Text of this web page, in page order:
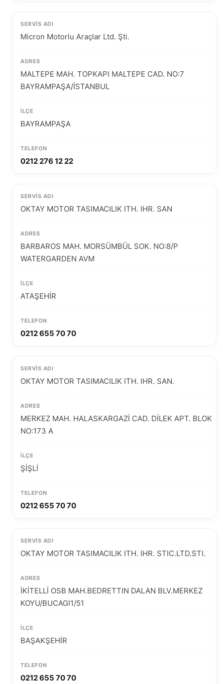
Micron Motorlu Araçlar Ltd. Şti.
MALTEPE MAH. TOPKAPI MALTEPE CAD. NO:7
BAYRAMPAŞA/İSTANBUL
BAYRAMPAŞA
0212 276 12 22
OKTAY MOTOR TASIMACILIK ITH. IHR. SAN
BARBAROS MAH. MORSÜMBÜL SOK. NO:8/P
WATERGARDEN AVM
ATAŞEHİR
0212 655 70 70
OKTAY MOTOR TASIMACILIK ITH. IHR. SAN.
MERKEZ MAH. HALASKARGAZİ CAD. DİLEK APT. BLOK
NO:173 A
ŞİŞLİ
0212 655 70 70
OKTAY MOTOR TASIMACILIK ITH. IHR. STIC.LTD.STI.
İKİTELLİ OSB MAH.BEDRETTIN DALAN BLV.MERKEZ
KOYU/BUCAGI1/51
BAŞAKŞEHİR
0212 655 70 70